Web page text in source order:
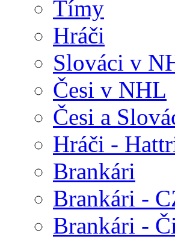
Tímy
Hráči
Slováci v
Česi v NHL
Česi a
Hráči -
Brankári
Brankári -
Brankári -